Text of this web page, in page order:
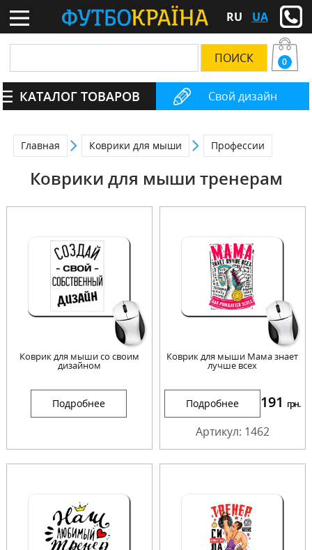
RU UA
Свой дизайн
0
КАТАЛОГ ТОВАРОВ
Главная Коврики для мыши Профессии
Коврики для мыши тренерам
Коврик для мыши со своим
дизайном
Подробнее
Коврик для мыши Мама знает
лучше всех
Подробнее 191 грн.
Артикул: 1462